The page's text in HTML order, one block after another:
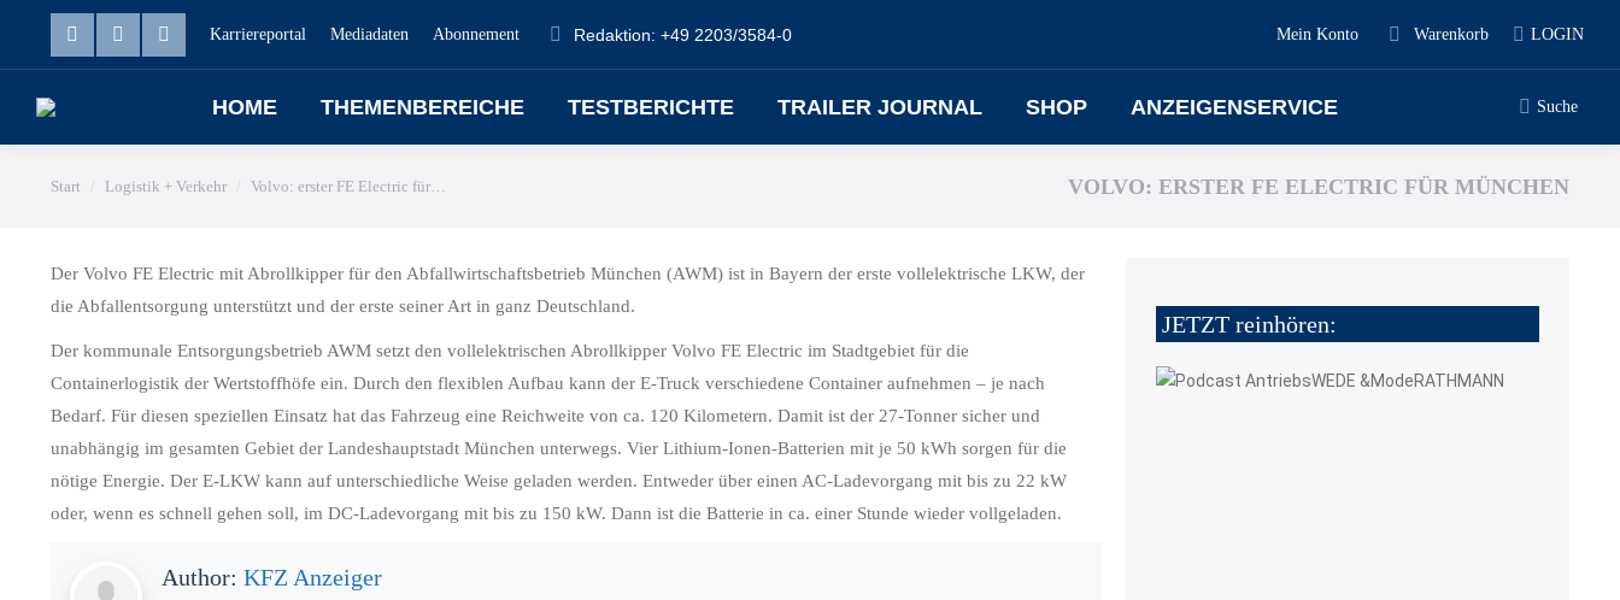
Karriereportal Mediadaten Abonnement Redaktion: +49 2203/3584-0 Mein Konto Warenkorb LOGIN
HOME THEMENBEREICHE TESTBERICHTE TRAILER JOURNAL SHOP ANZEIGENSERVICE Suche
Sie befinden sich hier:
Start Logistik + Verkehr Volvo: erster FE Electric für… VOLVO: ERSTER FE ELECTRIC FÜR MÜNCHEN
Der Volvo FE Electric mit Abrollkipper für den Abfallwirtschaftsbetrieb München (AWM) ist in Bayern der erste vollelektrische LKW, der
die Abfallentsorgung unterstützt und der erste seiner Art in ganz Deutschland.
Der kommunale Entsorgungsbetrieb AWM setzt den vollelektrischen Abrollkipper Volvo FE Electric im Stadtgebiet für die
Containerlogistik der Wertstoffhöfe ein. Durch den flexiblen Aufbau kann der E-Truck verschiedene Container aufnehmen – je nach
Bedarf. Für diesen speziellen Einsatz hat das Fahrzeug eine Reichweite von ca. 120 Kilometern. Damit ist der 27-Tonner sicher und
unabhängig im gesamten Gebiet der Landeshauptstadt München unterwegs. Vier Lithium-Ionen-Batterien mit je 50 kWh sorgen für die
nötige Energie. Der E-LKW kann auf unterschiedliche Weise geladen werden. Entweder über einen AC-Ladevorgang mit bis zu 22 kW
oder, wenn es schnell gehen soll, im DC-Ladevorgang mit bis zu 150 kW. Dann ist die Batterie in ca. einer Stunde wieder vollgeladen.
Author: KFZ Anzeiger
JETZT reinhören: